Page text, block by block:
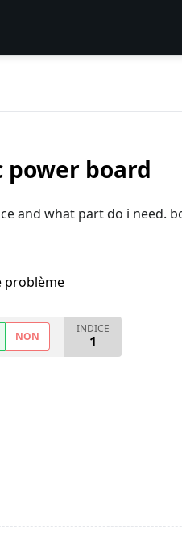
board
and what part do i need.
problème
NON
INDICE
1